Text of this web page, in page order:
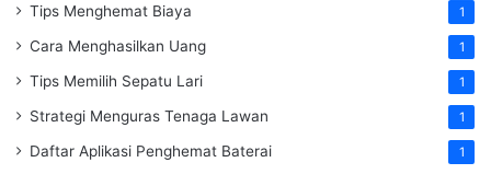
Tips Menghemat Biaya 1
Cara Menghasilkan Uang 1
Tips Memilih Sepatu Lari 1
Strategi Menguras Tenaga Lawan 1
Daftar Aplikasi Penghemat Baterai 1